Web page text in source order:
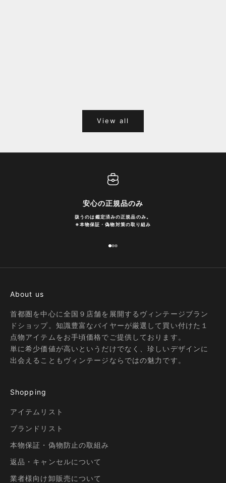
View all
安心の正規品のみ
扱うのは鑑定済みの正規品のみ。
※本物保証・偽物対策の取り組み
I18n Error: Missing interpolation
I18n Error: Missing interpolation
I18n Error: Missing interpolation
About us
首都圏を中心に全国９店舗を展開するヴィンテージブラン
ドショップ。知識豊富なバイヤーが厳選して買い付けた１
点物アイテムをお手頃価格でご提供しております。
単に希少価値が高いというだけでなく、珍しいデザインに
出会えることもヴィンテージならではの魅力です。
Shopping
アイテムリスト
ブランドリスト
本物保証・偽物防止の取組み
返品・キャンセルについて
業者様向け卸販売について